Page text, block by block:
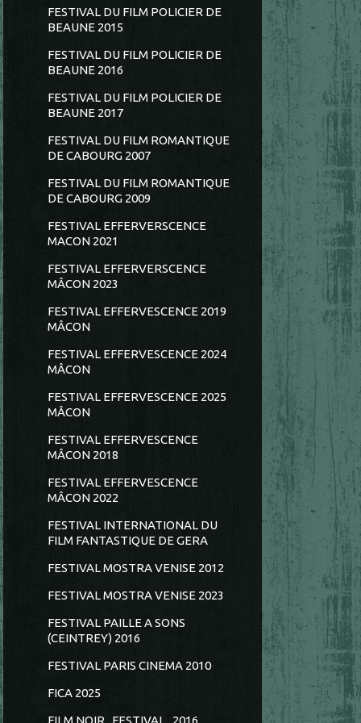
FESTIVAL DU FILM POLICIER DE
BEAUNE 2015
FESTIVAL DU FILM POLICIER DE
BEAUNE 2016
FESTIVAL DU FILM POLICIER DE
BEAUNE 2017
FESTIVAL DU FILM ROMANTIQUE
DE CABOURG 2007
FESTIVAL DU FILM ROMANTIQUE
DE CABOURG 2009
FESTIVAL EFFERVERSCENCE
MACON 2021
FESTIVAL EFFERVERSCENCE
MÂCON 2023
FESTIVAL EFFERVESCENCE 2019
MÂCON
FESTIVAL EFFERVESCENCE 2024
MÂCON
FESTIVAL EFFERVESCENCE 2025
MÂCON
FESTIVAL EFFERVESCENCE
MÂCON 2018
FESTIVAL EFFERVESCENCE
MÂCON 2022
FESTIVAL INTERNATIONAL DU
FILM FANTASTIQUE DE GERA
FESTIVAL MOSTRA VENISE 2012
FESTIVAL MOSTRA VENISE 2023
FESTIVAL PAILLE A SONS
(CEINTREY) 2016
FESTIVAL PARIS CINEMA 2010
FICA 2025